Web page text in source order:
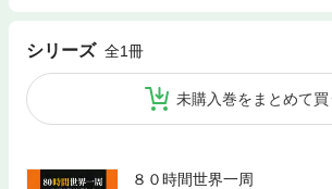
シリーズ 全1冊
未購入巻をまとめて買
８０時間世界一周